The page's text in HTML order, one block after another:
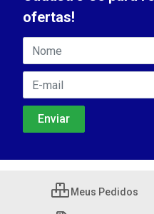
ofertas!
Meus Pedidos